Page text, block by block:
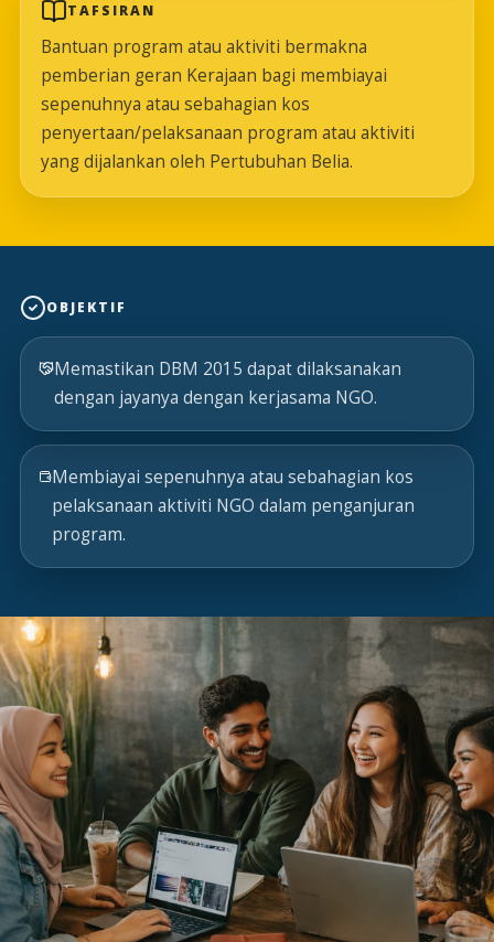
TAFSIRAN
Bantuan program atau aktiviti bermakna
pemberian geran Kerajaan bagi membiayai
sepenuhnya atau sebahagian kos
penyertaan/pelaksanaan program atau aktiviti
yang dijalankan oleh Pertubuhan Belia.
OBJEKTIF
Memastikan DBM 2015 dapat dilaksanakan
dengan jayanya dengan kerjasama NGO.
Membiayai sepenuhnya atau sebahagian kos
pelaksanaan aktiviti NGO dalam penganjuran
program.